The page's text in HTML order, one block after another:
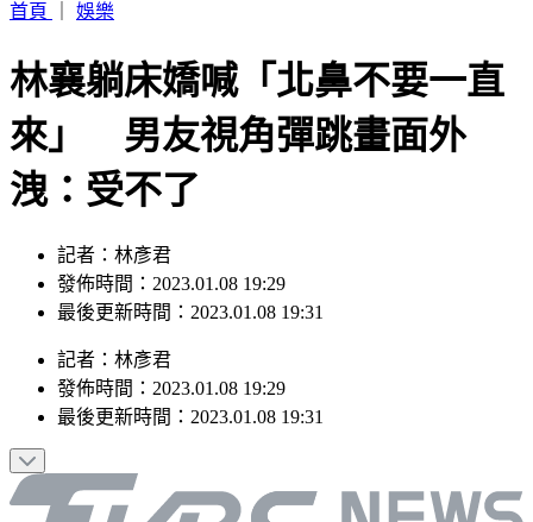
首頁
娛樂
林襄躺床嬌喊「北鼻不要一直
來」 男友視角彈跳畫面外
洩：受不了
記者：林彥君
發佈時間：2023.01.08 19:29
最後更新時間：2023.01.08 19:31
記者 ： 林彥君
發佈時間： 2023.01.08 19:29
最後更新時間： 2023.01.08 19:31